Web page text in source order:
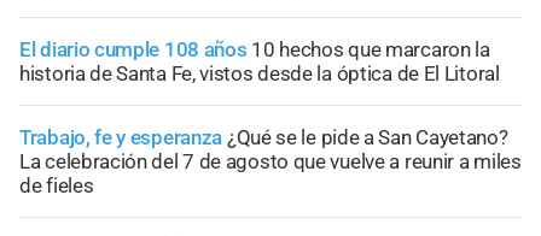
El diario cumple 108 años 10 hechos que marcaron la
historia de Santa Fe, vistos desde la óptica de El Litoral
Trabajo, fe y esperanza ¿Qué se le pide a San Cayetano?
La celebración del 7 de agosto que vuelve a reunir a miles
de fieles